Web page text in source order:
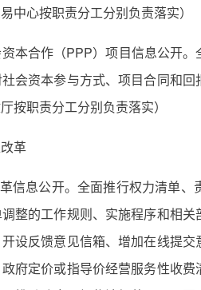
中心按职责分工分别负责落实）
合作（PPP）项目信息公开。
会资本参与方式、项目合同和
按职责分工分别负责落实）
革
息公开。全面推行权力清单、
整的工作规则、实施程序和相
设反馈意见信箱、增加在线提
府定价或指导价经营服务性收